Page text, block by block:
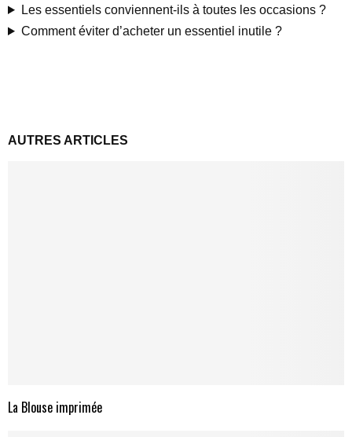
Les essentiels conviennent-ils à toutes les occasions ?
Comment éviter d’acheter un essentiel inutile ?
AUTRES ARTICLES
La Blouse imprimée